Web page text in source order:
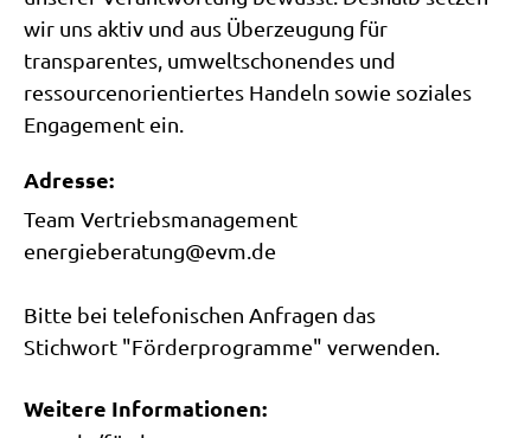
wir uns aktiv und aus Überzeugung für
transparentes, umweltschonendes und
ressourcenorientiertes Handeln sowie soziales
Engagement ein.
Adresse:
Team Vertriebsmanagement
energieberatung@evm.de
Bitte bei telefonischen Anfragen das
Stichwort "Förderprogramme" verwenden.
Weitere Informationen: